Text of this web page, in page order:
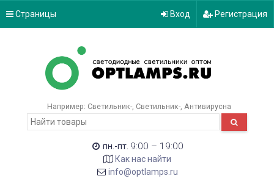
Страницы Вход Регистрация
Например: Светильник- Светильник- Антивирусна
пн.-пт. 9:00 – 19:00
Как нас найти
info@optlamps.ru